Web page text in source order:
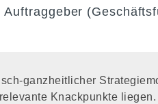
ganzheitlicher
Knackpunkte